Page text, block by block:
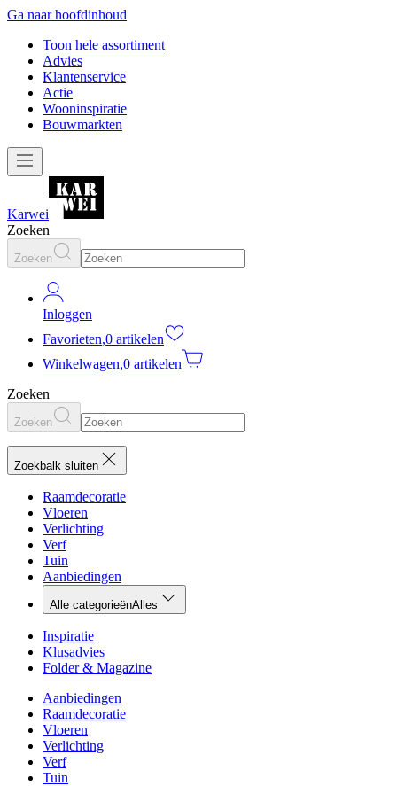
Ga naar hoofdinhoud
Toon hele assortiment
Advies
Klantenservice
Actie
Wooninspiratie
Bouwmarkten
Karwei
Zoeken
Zoeken
Inloggen
Favorieten,0 artikelen
Winkelwagen,0 artikelen
Zoeken
Zoeken
Zoekbalk sluiten
Raamdecoratie
Vloeren
Verlichting
Verf
Tuin
Aanbiedingen
Alle categorieënAlles
Inspiratie
Klusadvies
Folder & Magazine
Aanbiedingen
Raamdecoratie
Vloeren
Verlichting
Verf
Tuin